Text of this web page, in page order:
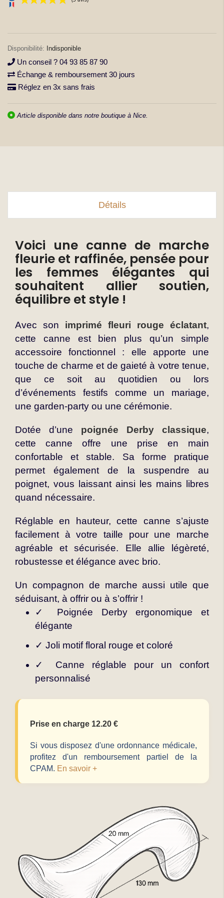
(3 avis)
Indisponible
Un conseil ? 04 93 85 87 90
Échange & remboursement 30 jours
Réglez en 3x sans frais
Article disponible dans notre boutique à Nice.
Détails
Voici une canne de marche
fleurie et raffinée, pensée pour
les femmes élégantes qui
souhaitent allier soutien,
équilibre et style !
Avec son imprimé fleuri rouge éclatant,
cette canne est bien plus qu’un simple
accessoire fonctionnel : elle apporte une
touche de charme et de gaieté à votre tenue,
que ce soit au quotidien ou lors
d’événements festifs comme un mariage,
une garden-party ou une cérémonie.
Dotée d’une poignée Derby classique,
cette canne offre une prise en main
confortable et stable. Sa forme pratique
permet également de la suspendre au
poignet, vous laissant ainsi les mains libres
quand nécessaire.
Réglable en hauteur, cette canne s’ajuste
facilement à votre taille pour une marche
agréable et sécurisée. Elle allie légèreté,
robustesse et élégance avec brio.
Un compagnon de marche aussi utile que
séduisant, à offrir ou à s’offrir !
✓ Poignée Derby ergonomique et
élégante
✓ Joli motif floral rouge et coloré
✓ Canne réglable pour un confort
personnalisé
Prise en charge 12.20 €
Si vous disposez d'une ordonnance médicale,
profitez d'un remboursement partiel de la
CPAM. En savoir +